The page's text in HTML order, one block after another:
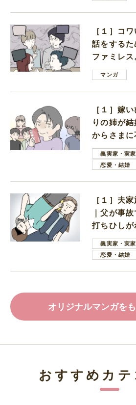
［１］コ
話をする
ファミレ
は電車好き
マンガ
［１］嫁
りの姉が
からさま
母義実家・実家
恋愛・結婚
［１］夫
｜父が事
打ちひし
葉で励ま
義実家・実家
恋愛・結婚
オリジナルマンガを
おすすめカテ